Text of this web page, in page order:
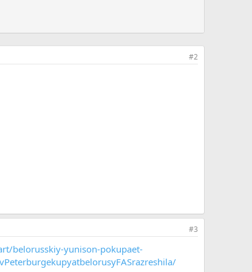
#2
#3
belorusskiy-yunison-pokupaet-